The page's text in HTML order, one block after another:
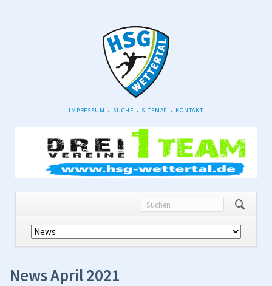
NAVIGATION
IMPRESSUM SUCHE SITEMAP KONTAKT
Navigation
überspringen
News April 2021